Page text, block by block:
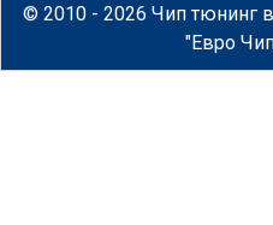
© 2010 - 2026 Чип тюнинг
"Евро